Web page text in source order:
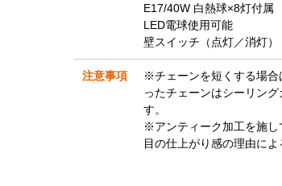
E17/40W 白熱球×8灯付属
LED電球使用可能
壁スイッチ（点灯／消灯）
注意事項
※チェーンを短くする場合
ったチェーンはシーリン
す。
※アンティーク加工を施し
目の仕上がり感の理由に